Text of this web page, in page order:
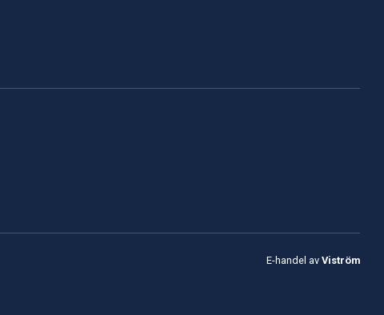
E-handel av Viström